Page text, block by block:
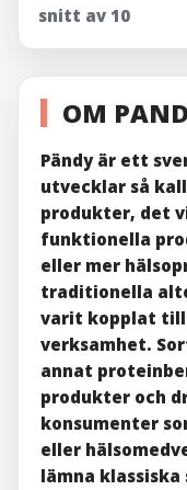
snitt av 10
OM
Pändy är ett
utvecklar så
produkter, det
funktionella
eller mer
traditionella
varit kopplat till
verksamhet.
annat
produkter och
konsumenter
eller
lämna